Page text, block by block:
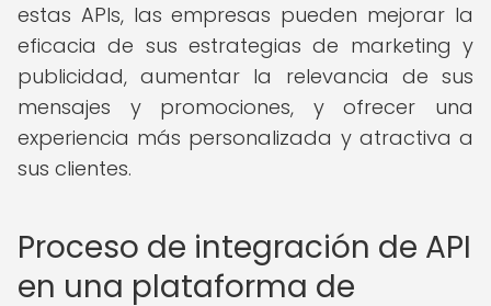
estas APIs, las empresas pueden mejorar la
eficacia de sus estrategias de marketing y
publicidad, aumentar la relevancia de sus
mensajes y promociones, y ofrecer una
experiencia más personalizada y atractiva a
sus clientes.
Proceso de integración de API
en una plataforma de